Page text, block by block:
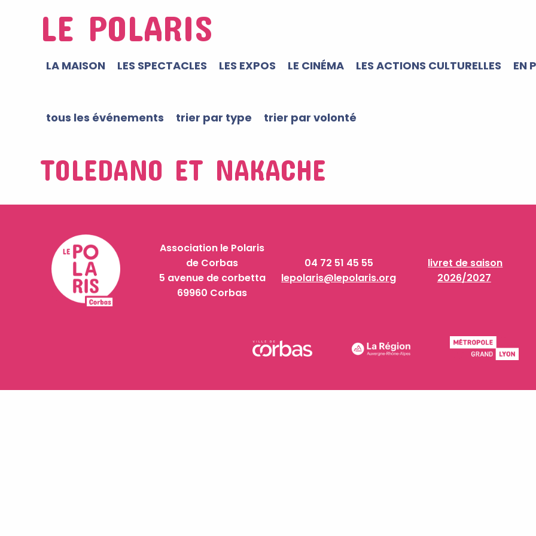
LE POLARIS
LA MAISON LES SPECTACLES LES EXPOS LE CINÉMA LES ACTIONS CULTURELLES EN
tous les événements trier par type trier par volonté
TOLEDANO ET NAKACHE
Association le Polaris
de Corbas
5 avenue de corbetta
69960 Corbas
04 72 51 45 55
lepolaris@lepolaris.org
livret de saison
2026/2027